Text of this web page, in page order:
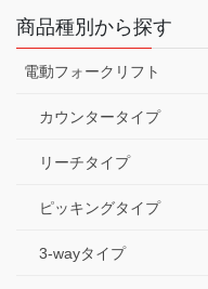
商品種別から探す
電動フォークリフト
カウンタータイプ
リーチタイプ
ピッキングタイプ
3-wayタイプ